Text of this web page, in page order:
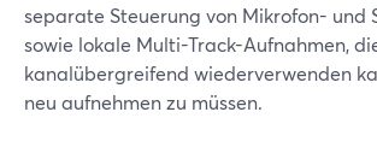
separate Steuerung von Mikrofon- und
sowie lokale Multi-Track-Aufnahmen,
kanalübergreifend wiederverwenden
neu aufnehmen zu müssen.